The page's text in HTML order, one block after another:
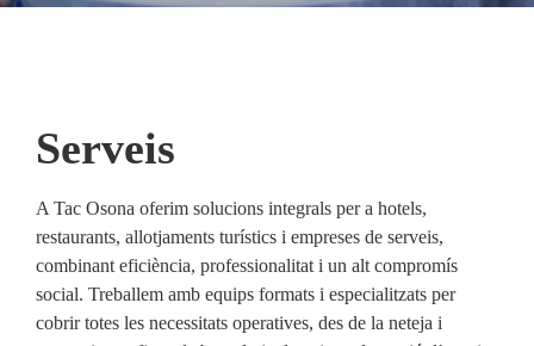
Serveis
A Tac Osona oferim solucions integrals per a hotels,
restaurants, allotjaments turístics i empreses de serveis,
combinant eficiència, professionalitat i un alt compromís
social. Treballem amb equips formats i especialitzats per
cobrir totes les necessitats operatives, des de la neteja i